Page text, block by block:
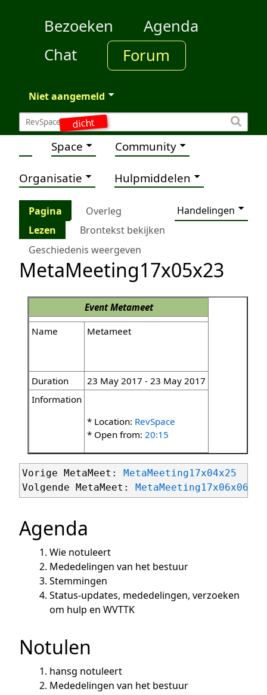
dicht
Bezoeken
Agenda
Chat
Forum
Niet aangemeld
Space Community
Organisatie Hulpmiddelen
Pagina Overleg
Handelingen
Lezen
Brontekst bekijken
Geschiedenis weergeven
MetaMeeting17x05x23
EventMetameet
Name
Metameet
Duration
23 May 2017 - 23 May 2017
Information
* Location: RevSpace
* Open from: 20:15
Vorige MetaMeet:
MetaMeeting17x04x25
Volgende MetaMeet:
MetaMeeting17x06x06
Agenda
Wie notuleert
Mededelingen van het bestuur
Stemmingen
Status-updates, mededelingen, verzoeken
om hulp en WVTTK
Notulen
hansg notuleert
Mededelingen van het bestuur